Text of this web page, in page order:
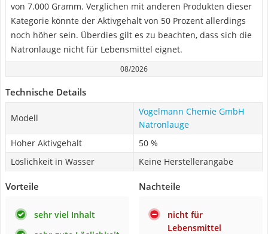
von 7.000 Gramm. Verglichen mit anderen Produkten dieser
Kategorie könnte der Aktivgehalt von 50 Prozent allerdings
noch höher sein. Überdies gilt es zu beachten, dass sich die
Natronlauge nicht für Lebensmittel eignet.
08/2026
Technische Details
Modell
Vogelmann Chemie GmbH
Natronlauge
Hoher Aktivgehalt
50 %
Löslichkeit in Wasser
Keine Herstellerangabe
Vorteile
sehr viel Inhalt
Nachteile
nicht für
Lebensmittel